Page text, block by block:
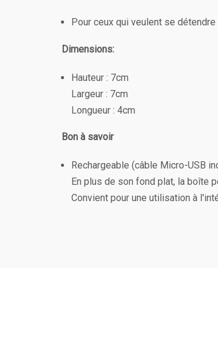
Pour ceux qui veulent se
Dimensions:
Hauteur : 7cm
Largeur : 7cm
Longueur : 4cm
Bon à savoir
Rechargeable (câble Micro-USB
En plus de son fond plat, la boîte
Convient pour une utilisation à